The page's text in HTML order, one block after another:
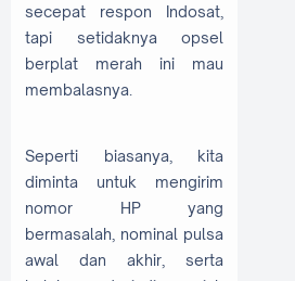
secepat respon Indosat,
tapi setidaknya opsel
berplat merah ini mau
membalasnya.
Seperti biasanya, kita
diminta untuk mengirim
nomor HP yang
bermasalah, nominal pulsa
awal dan akhir, serta